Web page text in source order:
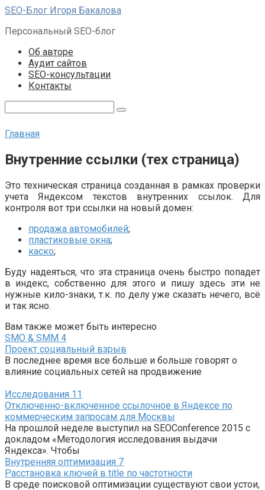
Перейти
контенту
SEO-Блог Игоря Бакалова
Персональный SEO-блог
Об авторе
Аудит сайтов
SEO-консультации
Контакты
Главная
Внутренние ссылки (тех страница)
Это техническая страница созданная в рамках проверки
учета Яндексом текстов внутренних ссылок. Для
контроля вот три ссылки на новый домен:
продажа автомобилей;
пластиковые окна;
каско;
Буду надеяться, что эта страница очень быстро попадет
в индекс, собственно для этого и пишу здесь эти не
нужные кило-знаки, т.к. по делу уже сказать нечего, всё
и так ясно.
Вам также может быть интересно
SMO & SMM 4
Проект социальный взрыв
В последнее время все больше и больше говорят о
влияние социальных сетей на продвижение
Исследования 11
Отключенно-включенное ссылочное в Яндексе по
коммерческим запросам для Москвы
На прошлой неделе выступил на SEOConference 2015 с
докладом «Методология исследования выдачи
Яндекса». Чтобы
Внутренняя оптимизация 7
Расстановка ключей в title по частотности
В среде поисковой оптимизации существуют свои устои,